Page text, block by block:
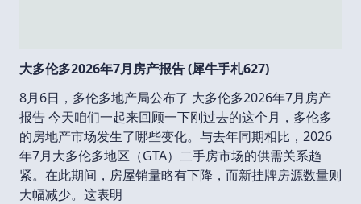
大多伦多2026年7月房产报告 (犀牛手札627)
8月6日，多伦多地产局公布了 大多伦多2026年7月房产
报告 今天咱们一起来回顾一下刚过去的这个月，多伦多
的房地产市场发生了哪些变化。与去年同期相比，2026
年7月大多伦多地区（GTA）二手房市场的供需关系趋
紧。在此期间，房屋销量略有下降，而新挂牌房源数量则
大幅减少。这表明